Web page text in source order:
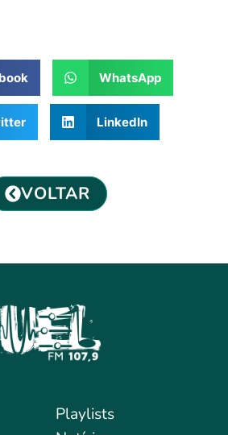
WhatsApp
LinkedIn
VOLTAR
Playlists